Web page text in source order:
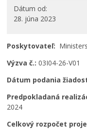
Interreg V-A Poľsko
Integrovaný
Operačný program
Prešovský
2020
Program Interreg
Program Slovensko
Plán obnovy
Dátum od
28. júna 2023
Poskytovateľ:
Výzva č.: 03I04-26-V01
Dátum podania
Predpokladaná
2024
Celkový rozpočet